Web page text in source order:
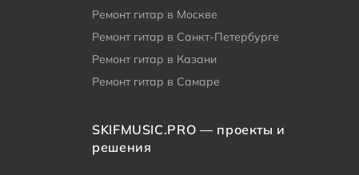
Ремонт гитар в Москве
Ремонт гитар в Санкт-Петербурге
Ремонт гитар в Казани
Ремонт гитар в Самаре
SKIFMUSIC.PRO — проекты и
решения